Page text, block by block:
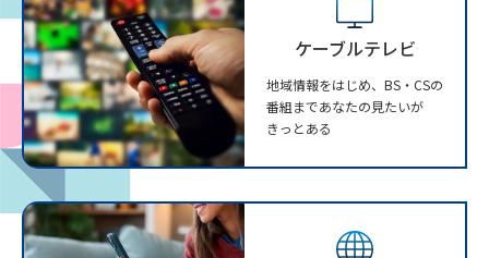
ケーブルテレビ
地域情報をはじめ、BS・CSの
番組まであなたの見たいが
きっとある